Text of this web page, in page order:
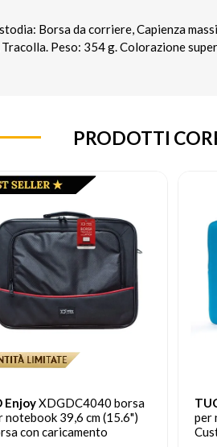
Borsa da corriere, Capienza
Peso: 354 g. Colorazione
PRODOTTI
EnjoyXDGDC4040 borsa
notebook 39,6 cm (15.6")
con caricamento
per